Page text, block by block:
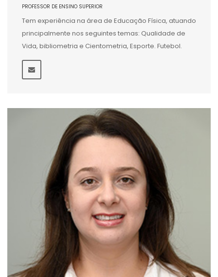
PROFESSOR DE ENSINO SUPERIOR
Tem experiência na área de Educação Física, atuando
principalmente nos seguintes temas: Qualidade de
Vida, bibliometria e Cientometria, Esporte. Futebol.